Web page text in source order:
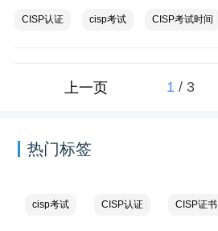
CISP认证 cisp考试 CISP考试时间
上一页 1 / 3
热门标签
cisp考试 CISP认证 CISP证书